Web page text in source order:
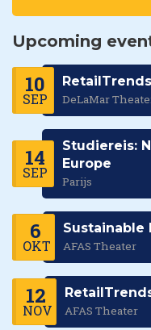
Upcoming
10
SEP DeLaMar
14
SEP
Studiereis:
Europe
Parijs
6
OKT
Sustainable
AFAS Theater
12
NOV AFAS Theater